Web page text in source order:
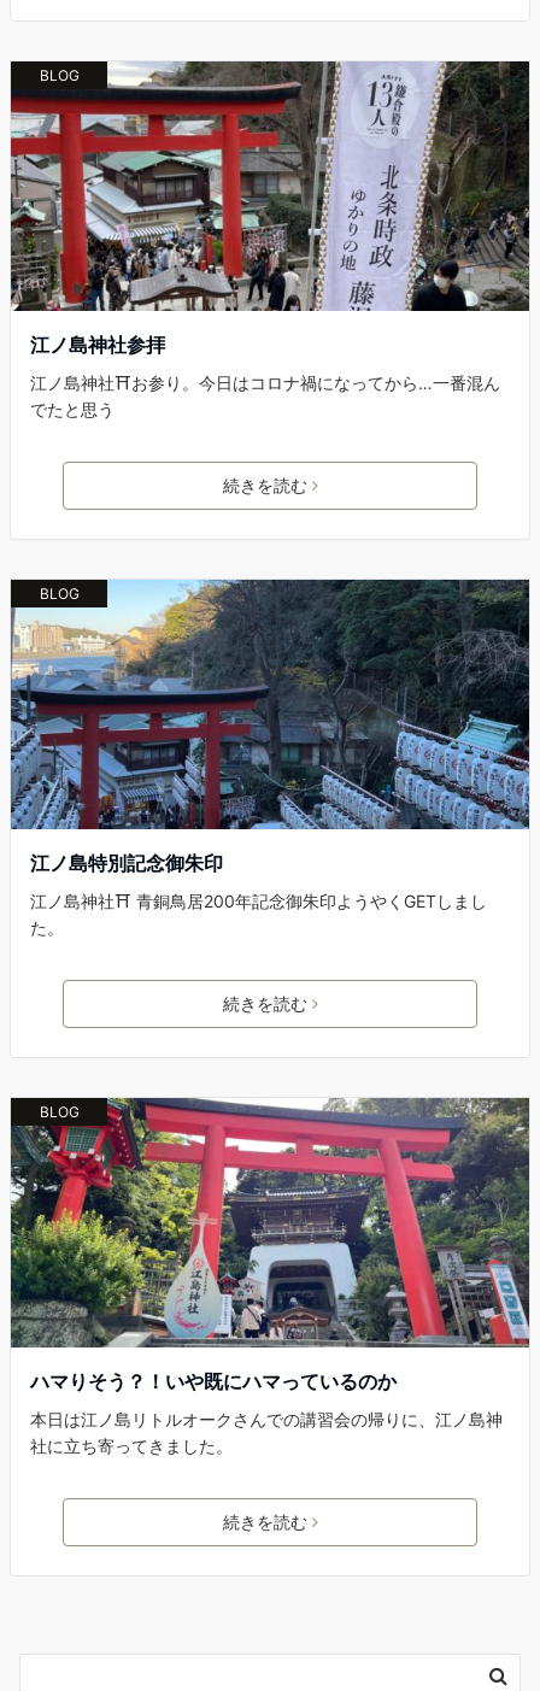
BLOG
江ノ島神社参拝
江ノ島神社⛩お参り。今日はコロナ禍になってから…一番混ん
でたと思う
続きを読む
BLOG
江ノ島特別記念御朱印
江ノ島神社⛩ 青銅鳥居200年記念御朱印ようやくGETしまし
た。
続きを読む
BLOG
ハマりそう？！いや既にハマっているのか
本日は江ノ島リトルオークさんでの講習会の帰りに、江ノ島神
社に立ち寄ってきました。
続きを読む